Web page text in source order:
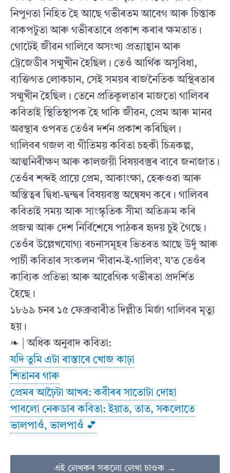
নিপুণতা নিহিত হৈ আছে গভীৰতম আবেগ আৰু চিন্তাক
বাকপটুতা আৰু গভীৰতাৰে প্ৰকাশ কৰাৰ ক্ষমতাত।
গোটেই জীৱন গালিবে অসংখ্য প্ৰত্যাহ্বান আৰু
ট্ৰেজেডীৰ সন্মুখীন হৈছিল। তেওঁ আৰ্থিক অসুবিধা,
ব্যক্তিগত লোকচান, সেই সময়ৰ ৰাজনৈতিক অস্থিৰতাৰ
সন্মুখীন হৈছিল। তেনে প্ৰতিকূলতাৰ মাজতো গালিবৰ
কবিতাই স্থিতিস্থাপক হৈ থাকি জীৱন, প্ৰেম আৰু মানৱ
অৱস্থাৰ ওপৰত তেওঁৰ দৰ্শন প্ৰকাশ কৰিছিল।
গালিবৰ গজল বা গীতিময় কবিতা চহকী চিত্ৰকল্প,
আত্মনিৰীক্ষণ আৰু কালজয়ী বিষয়বস্তুৰ বাবে জনাজাত।
তেওঁৰ শব্দই প্ৰায়ে প্ৰেম, আকাংক্ষা, হেৰুওৱা আৰু
অস্তিত্বৰ দ্বিধা-দ্বন্দ্বৰ বিষয়বস্তু অন্বেষণ কৰে। গালিবৰ
কবিতাই সময় আৰু সাংস্কৃতিক সীমা অতিক্ৰম কৰি
প্ৰজন্ম আৰু দেশ নিৰ্বিশেষে পাঠকৰ হৃদয় চুই গৈছে।
তেওঁৰ উল্লেখযোগ্য ৰচনাসমূহৰ ভিতৰত আছে উৰ্দু আৰু
পাৰ্চী কবিতাৰ সংকলন ‘দীৱান-ই-গালিব’, য’ত তেওঁৰ
কাব্যিক প্ৰতিভা আৰু আৱেগিক গভীৰতা প্ৰদৰ্শিত
হৈছে।
১৮৬৯ চনৰ ১৫ ফেব্ৰুৱাৰীত দিল্লীত মিৰ্জা গালিবৰ মৃত্যু
হয়।
❧ | অধিক অনুবাদ কবিতা:
যদি তুমি এটা ৰাস্তাৰে খোজ কাঢ়া
শিতানৰ গাৰু
প্ৰেমৰ আঢ়ৈটা আখৰ: কবীৰৰ সাতোটা দোহা
পাবলো নেৰুডাৰ কবিতা: ইয়াত, তাত, সকলোতে
ভালপাওঁ, ভালপাওঁ 💕
এই লেখকৰ সকলো লেখা চাওক →